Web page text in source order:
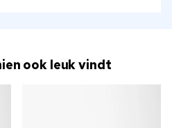
ook leuk vindt